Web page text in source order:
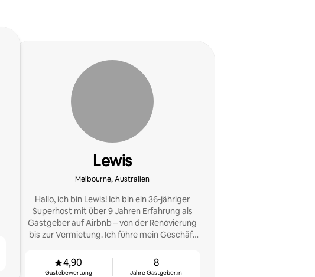
Lewis
Melbourne, Australien
Hallo, ich bin Lewis! Ich bin ein 36-jähriger
Superhost mit über 9 Jahren Erfahrung als
Gastgeber auf Airbnb – von der Renovierung
bis zur Vermietung. Ich führe mein Geschäft
Eliot.
4,90
Gästebewertung
8
Jahre Gastgeber:in